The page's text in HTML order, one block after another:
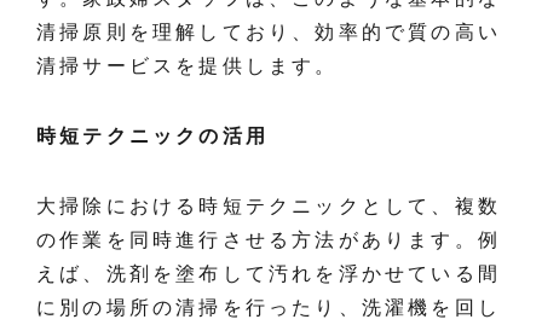
清掃原則を理解しており、効率的で質の高い
清掃サービスを提供します。
時短テクニックの活用
大掃除における時短テクニックとして、複数
の作業を同時進行させる方法があります。例
えば、洗剤を塗布して汚れを浮かせている間
に別の場所の清掃を行ったり、洗濯機を回し